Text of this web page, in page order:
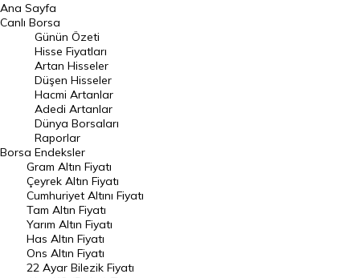
BIST 100 Hisseleri
En Çok Artan Hisseler
En Çok Düşen Hisseler
Hacmi Artanlar
Geçmiş Kapanışlar
Dünya Borsaları
Raporlar
Endeksler
DÖVİZ
Döviz Kuru
Ana Sayfa
Canlı Borsa
Borsa
Günün Özeti
Hisse Fiyatları
Artan Hisseler
Düşen Hisseler
Hacmi Artanlar
Adedi Artanlar
Dünya Borsaları
Raporlar
Endeksler
Gram Altın Fiyatı
Çeyrek Altın Fiyatı
Cumhuriyet Altını Fiyatı
Tam Altın Fiyatı
Yarım Altın Fiyatı
Has Altın Fiyatı
Ons Altın Fiyatı
22 Ayar Bilezik Fiyatı